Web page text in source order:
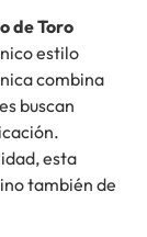
de Toro
estilo
combina
buscan
esta
también de